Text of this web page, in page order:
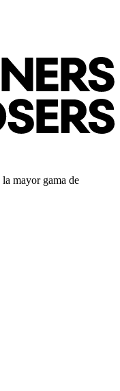
mayor gama de